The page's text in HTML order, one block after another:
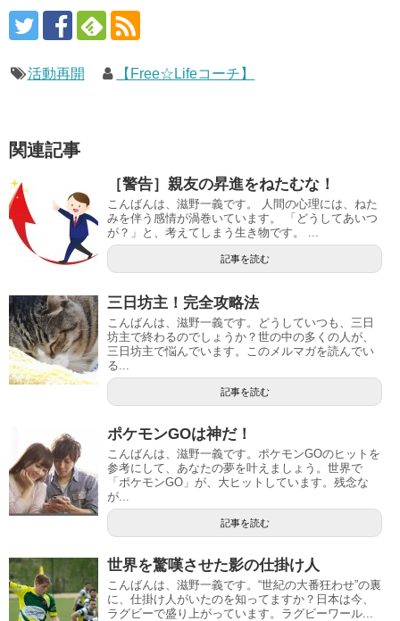
活動再開 【Free☆Lifeコーチ】
関連記事
［警告］親友の昇進をねたむな！
こんばんは、滋野一義です。 人間の心理には、ねた
みを伴う感情が渦巻いています。 「どうしてあいつ
が？」と、考えてしまう生き物です。 ...
記事を読む
三日坊主！完全攻略法
こんばんは、滋野一義です。どうしていつも、三日
坊主で終わるのでしょうか？世の中の多くの人が、
三日坊主で悩んでいます。このメルマガを読んでい
る...
記事を読む
ポケモンGOは神だ！
こんばんは、滋野一義です。ポケモンGOのヒットを
参考にして、あなたの夢を叶えましょう。世界で
「ポケモンGO」が、大ヒットしています。残念な
が...
記事を読む
世界を驚嘆させた影の仕掛け人
こんばんは、滋野一義です。“世紀の大番狂わせ”の裏
に、仕掛け人がいたのを知ってますか？日本は今、
ラグビーで盛り上がっています。ラグビーワール...